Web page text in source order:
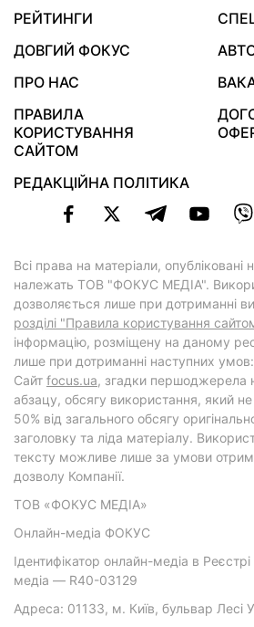
РЕЙТИНГИ
ДОВГИЙ ФОКУС
ПРО НАС
ПРАВИЛА
КОРИСТУВАННЯ
САЙТОМ
РЕДАКЦІЙНА ПОЛІТИКА
Всі права на матеріали, опубліковані
належать ТОВ "ФОКУС МЕДІА".
дозволяється лише при дотриманні
розділі "Правила користування
інформацію, розміщену на даному
лише при дотриманні наступних
Cайт focus.ua, згадки першоджерела
абзацу, обсягу використання, який
50% від загального обсягу
заголовку та ліда матеріалу.
тексту можливе лише за умови
дозволу Компанії.
ТОВ «ФОКУС МЕДІА»
Онлайн-медіа ФОКУС
Ідентифікатор онлайн-медіа в Реєстрі
медіа — R40-03129
Адреса: 01133, м. Київ, бульвар Лесі